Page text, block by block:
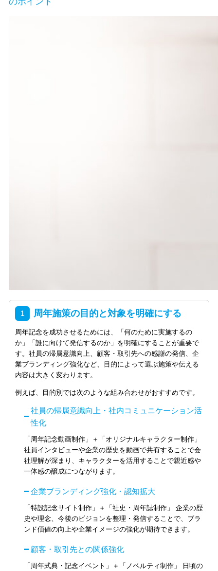
周年施策の目的と対象を明確にする
周年記念を成功させるためには、「何のために実施するの
か」「誰に向けて発信するのか」を明確にすることが重要で
す。社員の帰属意識向上、顧客・取引先への感謝の発信、企
業ブランディング強化など、目的によって選ぶ施策や伝える
内容は大きく変わります。
例えば、目的別では次のような組み合わせがおすすめです。
社員の帰属意識向上・社内コミュニケーション活
性化
「周年記念動画制作」＋「オリジナルキャラクター制作」
社員インタビューや企業の歴史を動画で共有することで会
社理解が深まり、キャラクターを活用することで親近感や
一体感の醸成につながります。
企業ブランディング強化・認知拡大
「特設記念サイト制作」＋「社史・周年誌制作」
企業の歴
史や理念、今後のビジョンを整理・発信することで、ブラ
ンド価値の向上や企業イメージの強化が期待できます。
顧客・取引先との関係強化
「周年式典・記念イベント」＋「ノベルティ制作」
日頃の